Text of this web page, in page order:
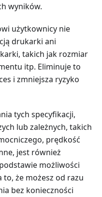
wyników.
użytkownicy nie
drukarki ani
takich jak rozmiar
itp. Eliminuje to
i zmniejsza ryzyko
tych specyfikacji,
lub zależnych, takich
prędkość
jest również
możliwości
że możesz od razu
bez konieczności